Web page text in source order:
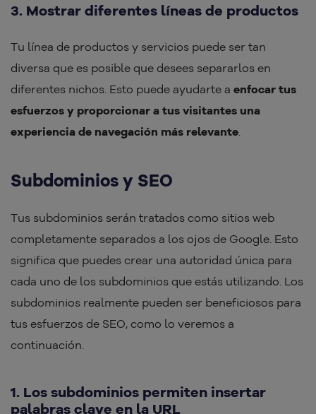
3. Mostrar diferentes líneas de productos
Tu línea de productos y servicios puede ser tan
diversa que es posible que desees separarlos en
diferentes nichos. Esto puede ayudarte a enfocar tus
esfuerzos y proporcionar a tus visitantes una
experiencia de navegación más relevante
Subdominios y SEO
Tus subdominios serán tratados como sitios web
completamente separados a los ojos de Google. Esto
significa que puedes crear una autoridad única para
cada uno de los subdominios que estás utilizando. Los
subdominios realmente pueden ser beneficiosos para
tus esfuerzos de SEO, como lo veremos a
continuación.
1. Los subdominios permiten insertar
palabras clave en la URL